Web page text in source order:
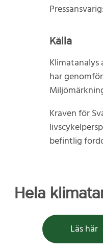
Källa
Klimatanalys
har
Kraven för
befintlig
Hela
Läs här